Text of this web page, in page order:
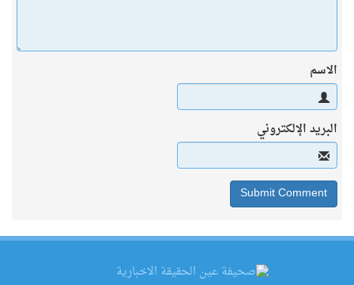
الاسم
البريد الإلكتروني